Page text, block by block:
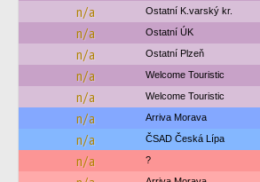
n/a Ostatní K.varský kr.
n/a Ostatní ÚK
n/a Ostatní Plzeň
n/a Welcome Touristic
n/a Welcome Touristic
n/a Arriva Morava
n/a ČSAD Česká Lípa
n/a ?